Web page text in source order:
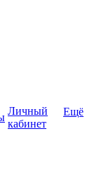
Личный
кабинет
Ещё